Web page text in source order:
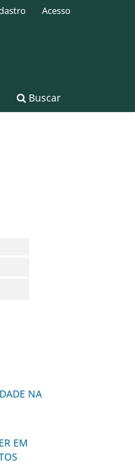
Buscar
Acesso
NA
EM